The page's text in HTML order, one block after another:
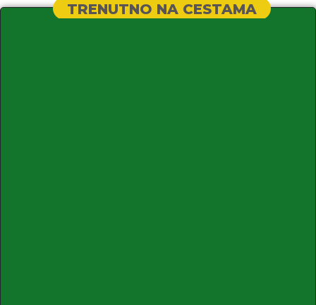
TRENUTNO NA CESTAMA